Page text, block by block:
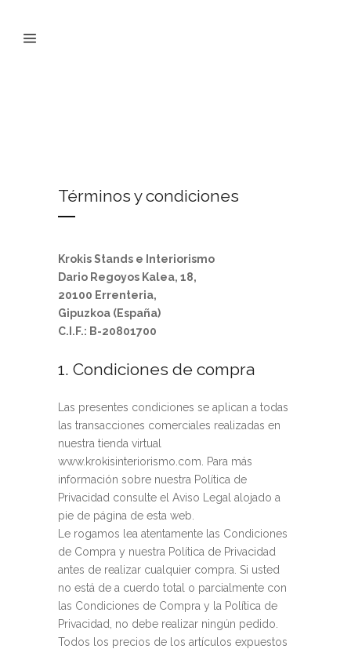
Términos y condiciones
Krokis Stands e Interiorismo
Dario Regoyos Kalea, 18,
20100 Errenteria,
Gipuzkoa (España)
C.I.F.: B-20801700
1. Condiciones de compra
Las presentes condiciones se aplican a todas
las transacciones comerciales realizadas en
nuestra tienda virtual
www.krokisinteriorismo.com. Para más
información sobre nuestra Política de
Privacidad consulte el Aviso Legal alojado a
pie de página de esta web.
Le rogamos lea atentamente las Condiciones
de Compra y nuestra Política de Privacidad
antes de realizar cualquier compra. Si usted
no está de a cuerdo total o parcialmente con
las Condiciones de Compra y la Política de
Privacidad, no debe realizar ningún pedido.
Todos los precios de los artículos expuestos